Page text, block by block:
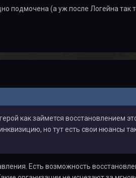
подмочена (а уж после Логейна так
как займется восстановлением
но тут есть свои нюансы
Есть возможность